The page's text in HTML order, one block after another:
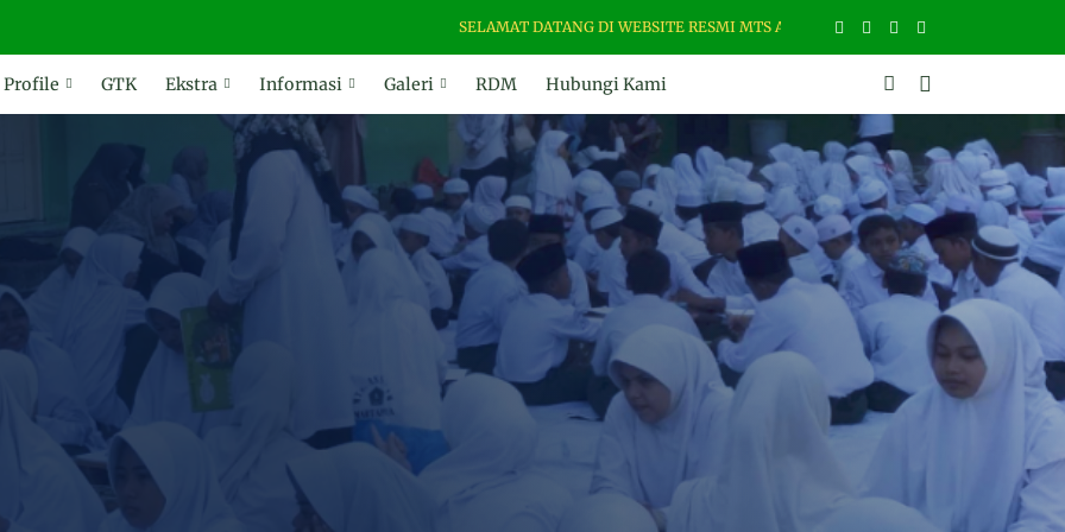
SELAMAT DATANG DI WEBSITE RESMI MTS ASSALAM MARTAPURA. ALAMAT : JL.
Profile GTK Ekstra Informasi Galeri RDM Hubungi Kami